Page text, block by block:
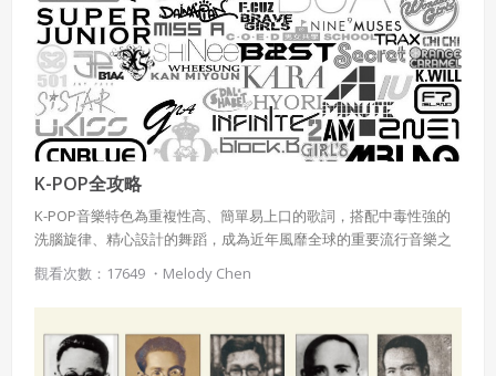
K-POP全攻略
K-POP音樂特色為重複性高、簡單易上口的歌詞，搭配中毒性強的
洗腦旋律、精心設計的舞蹈，成為近年風靡全球的重要流行音樂之
一，透過此專案，可快速了解韓國流行音樂的詞曲創作家、個人歌
手、團體組合的鮮明特色，也能認識經紀公司、選秀與練習生制度
等幕後推手的運作模式，除此之外，還介紹了各種粉絲應援方式、
全球化行銷及影響、K-POP用詞小常識等相關內容。
觀看次數：17649 ・ Melody Chen